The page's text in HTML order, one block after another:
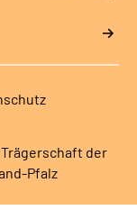
der
Pfalz